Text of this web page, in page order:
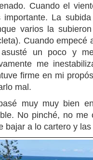
Cuando el
importante. La
varios la
Cuando empecé
un poco y
me
firme en mi
mal.
muy muy bien
No pinché, no
bajar a lo cartero y